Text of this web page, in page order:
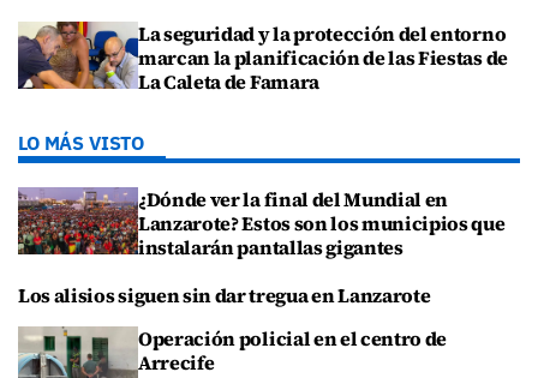
La seguridad y la protección del entorno
marcan la planificación de las Fiestas de
La Caleta de Famara
LO MÁS VISTO
¿Dónde ver la final del Mundial en
Lanzarote? Estos son los municipios que
instalarán pantallas gigantes
Los alisios siguen sin dar tregua en Lanzarote
Operación policial en el centro de
Arrecife